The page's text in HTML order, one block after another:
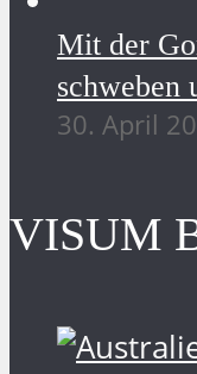
Mit der
schweben
30. April
VISUM